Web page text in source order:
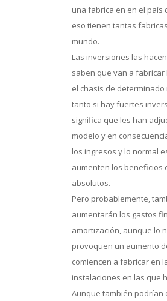
una fabrica en en el país
eso tienen tantas
mundo.
Las inversiones las
saben que van a fabricar
el chasis de determinado
tanto si hay fuertes
significa que les han
modelo y en
los ingresos y lo normal
aumenten los beneficios
absolutos.
Pero probablemente,
aumentarán los gastos
amortización, aunque lo
provoquen un aumento
comiencen a fabricar en
instalaciones en las que
Aunque también podrían